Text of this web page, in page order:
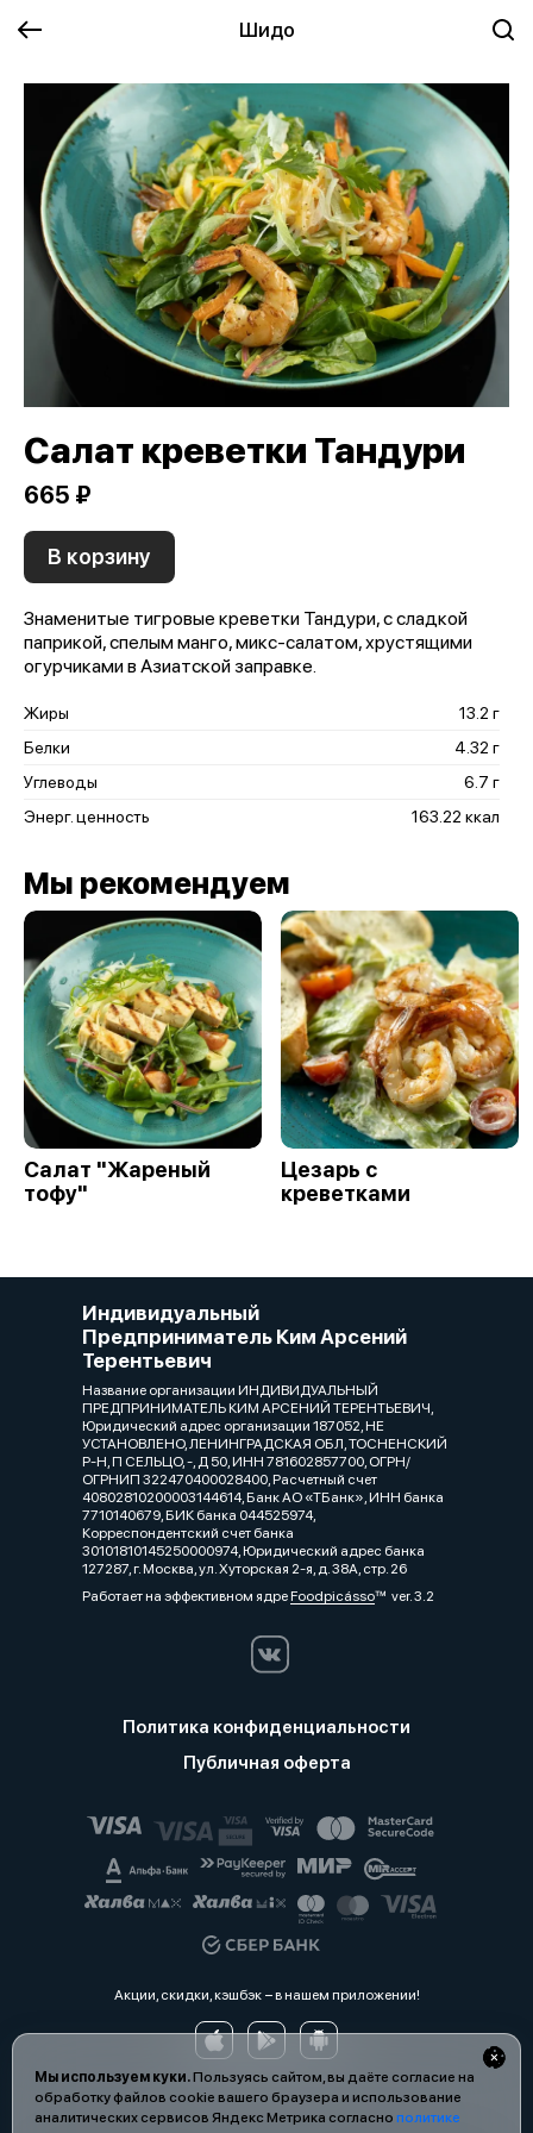
Шидо
Мы используем куки.Пользуясь сайтом, вы даёте согласие на
обработку файлов cookie вашего браузера и использование
аналитических сервисов Яндекс Метрика согласно политике
Салат креветки Тандури
665 ₽
В корзину
Знаменитые тигровые креветки Тандури, с сладкой
паприкой, спелым манго, микс-салатом, хрустящими
огурчиками в Азиатской заправке.
Жиры
13.2 г
Белки
4.32 г
Углеводы
6.7 г
Энерг. ценность
163.22 ккал
Мы рекомендуем
Салат "Жареный
тофу"
Цезарь с
креветками
Индивидуальный
Предприниматель Ким Арсений
Терентьевич
Название организации ИНДИВИДУАЛЬНЫЙ
ПРЕДПРИНИМАТЕЛЬ КИМ АРСЕНИЙ ТЕРЕНТЬЕВИЧ,
Юридический адрес организации 187052, НЕ
УСТАНОВЛЕНО, ЛЕНИНГРАДСКАЯ ОБЛ, ТОСНЕНСКИЙ
Р-Н, П СЕЛЬЦО, -, Д 50, ИНН 781602857700, ОГРН/
ОГРНИП 322470400028400, Расчетный счет
40802810200003144614, Банк АО «ТБанк», ИНН банка
7710140679, БИК банка 044525974,
Корреспондентский счет банка
30101810145250000974, Юридический адрес банка
127287, г. Москва, ул. Хуторская 2-я, д. 38А, стр. 26
Работает на эффективном ядреFoodpicássover. 3.2
Политика конфиденциальности
Публичная оферта
Акции, скидки, кэшбэк − в нашем приложении!